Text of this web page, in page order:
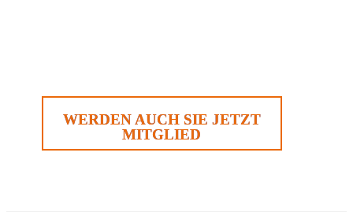
WERDEN AUCH SIE JETZT
MITGLIED